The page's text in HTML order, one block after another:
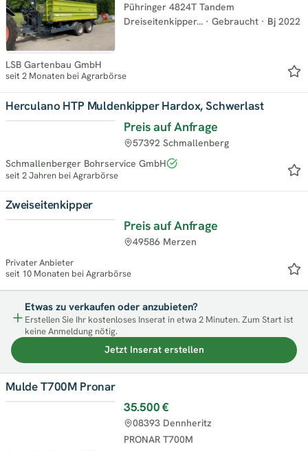
Pühringer 4824T Tandem
Dreiseitenkipper… · Gebraucht · Bj 2022
LSB Gartenbau GmbH
seit 2 Monaten bei Agrarbörse
Herculano HTP Muldenkipper Hardox, Schwerlast
Preis auf Anfrage
57392 Schmallenberg
Schmallenberger Bohrservice GmbH
seit 2 Jahren bei Agrarbörse
Zweiseitenkipper
Preis auf Anfrage
49586 Merzen
Privater Anbieter
seit 10 Monaten bei Agrarbörse
Etwas zu verkaufen oder anzubieten?
Erstellen Sie Ihr kostenloses Inserat in etwa 2 Minuten. Zum Start ist
keine Anmeldung nötig.
Jetzt Inserat erstellen
Mulde T700M Pronar
35.500 €
PRONAR T700M
08393 Dennheritz